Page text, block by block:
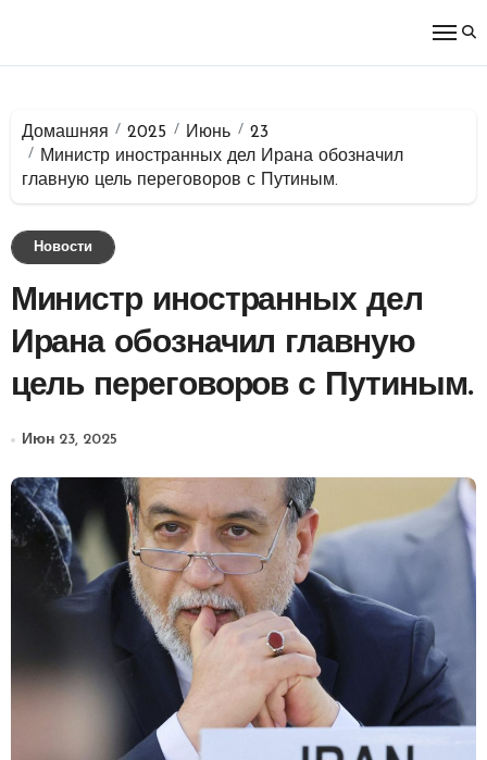
Домашняя 2025 Июнь
23
Министр иностранных дел Ирана обозначил
главную цель переговоров с Путиным.
Новости
Министр иностранных дел
Ирана обозначил главную
цель переговоров с Путиным.
Июн 23, 2025